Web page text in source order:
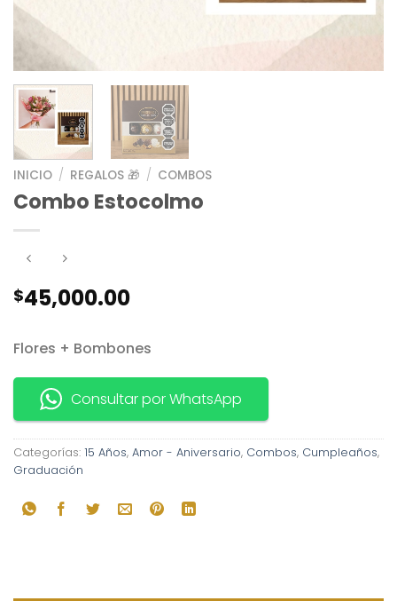
INICIO / REGALOS 🎁 / COMBOS
Combo Estocolmo
$45,000.00
Flores + Bombones
Consultar por WhatsApp
Categorías: 15 Años, Amor - Aniversario, Combos, Cumpleaños,
Graduación